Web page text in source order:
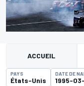
ACCUEIL
PAYS
États-Unis
DATE DE
1995-